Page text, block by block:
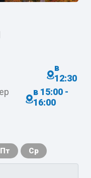
в
12:30
в 15:00 -
16:00
Пт Ср